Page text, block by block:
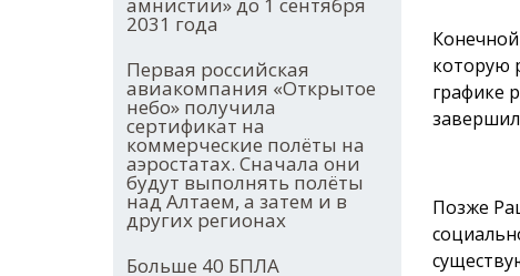
амнистии» до 1 сентября
2031 года
Первая российская
авиакомпания «Открытое
небо» получила
сертификат на
коммерческие полёты на
аэростатах. Сначала они
будут выполнять полёты
над Алтаем, а затем и в
других регионах
Больше 40 БПЛА
которую
графике
Позже